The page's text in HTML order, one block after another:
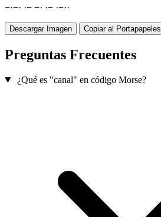
−·−· ·− −· ·− ·−··
Descargar Imagen Copiar al Portapapeles
Preguntas Frecuentes
¿Qué es "canal" en código Morse?